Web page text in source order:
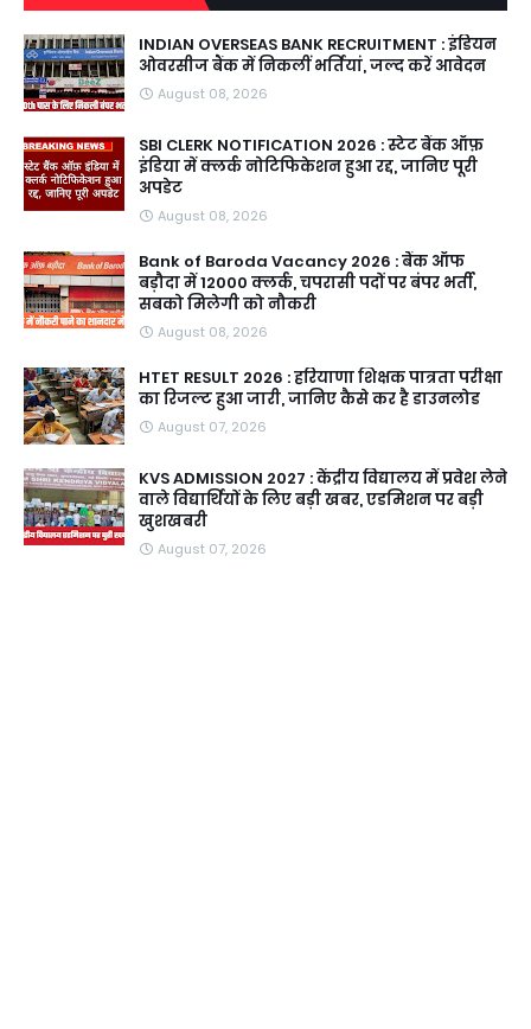
INDIAN OVERSEAS BANK RECRUITMENT : इंडियन
ओवरसीज बैंक में निकलीं भर्तियां, जल्द करें आवेदन
August 08, 2026
SBI CLERK NOTIFICATION 2026 : स्टेट बैंक ऑफ़
इंडिया में क्लर्क नोटिफिकेशन हुआ रद्द, जानिए पूरी
अपडेट
August 08, 2026
Bank of Baroda Vacancy 2026 : बैंक ऑफ
बड़ौदा में 12000 क्लर्क, चपरासी पदों पर बंपर भर्ती,
सबको मिलेगी को नौकरी
August 08, 2026
HTET RESULT 2026 : हरियाणा शिक्षक पात्रता परीक्षा
का रिजल्ट हुआ जारी, जानिए कैसे कर है डाउनलोड
August 07, 2026
KVS ADMISSION 2027 : केंद्रीय विद्यालय में प्रवेश लेने
वाले विद्यार्थियों के लिए बड़ी खबर, एडमिशन पर बड़ी
खुशखबरी
August 07, 2026